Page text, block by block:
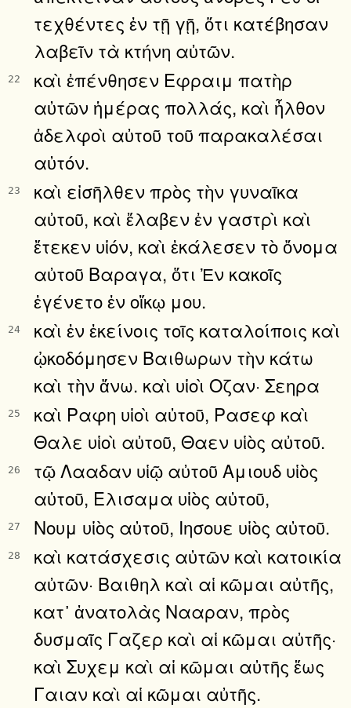
τεχθέντες ἐν τῇ γῇ, ὅτι κατέβησαν
λαβεῖν τὰ κτήνη αὐτῶν.
22
καὶ ἐπένθησεν Εφραιμ πατὴρ
αὐτῶν ἡμέρας πολλάς, καὶ ἦλθον
ἀδελφοὶ αὐτοῦ τοῦ παρακαλέσαι
αὐτόν.
23
καὶ εἰσῆλθεν πρὸς τὴν γυναῖκα
αὐτοῦ, καὶ ἔλαβεν ἐν γαστρὶ καὶ
ἔτεκεν υἱόν, καὶ ἐκάλεσεν τὸ ὄνομα
αὐτοῦ Βαραγα, ὅτι Ἐν κακοῖς
ἐγένετο ἐν οἴκῳ μου.
24
καὶ ἐν ἐκείνοις τοῖς καταλοίποις καὶ
ᾠκοδόμησεν Βαιθωρων τὴν κάτω
καὶ τὴν ἄνω. καὶ υἱοὶ Οζαν· Σεηρα
25
καὶ Ραφη υἱοὶ αὐτοῦ, Ρασεφ καὶ
Θαλε υἱοὶ αὐτοῦ, Θαεν υἱὸς αὐτοῦ.
26
τῷ Λααδαν υἱῷ αὐτοῦ Αμιουδ υἱὸς
αὐτοῦ, Ελισαμα υἱὸς αὐτοῦ,
27 Νουμ υἱὸς αὐτοῦ, Ιησουε υἱὸς αὐτοῦ.
28
καὶ κατάσχεσις αὐτῶν καὶ κατοικία
αὐτῶν· Βαιθηλ καὶ αἱ κῶμαι αὐτῆς,
κατ᾿ ἀνατολὰς Νααραν, πρὸς
δυσμαῖς Γαζερ καὶ αἱ κῶμαι αὐτῆς·
καὶ Συχεμ καὶ αἱ κῶμαι αὐτῆς ἕως
Γαιαν καὶ αἱ κῶμαι αὐτῆς.